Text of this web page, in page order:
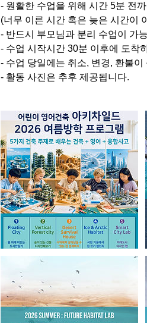
- 원활한 수업을 위해 시간 5분 전
(너무 이른 시간 혹은 늦은 시간이
- 반드시 부모님과 분리 수업이 가
- 수업 시작시간 30분 이후에 도착
- 수업 당일에는 취소, 변경, 환불
- 활동 사진은 추후 제공됩니다.